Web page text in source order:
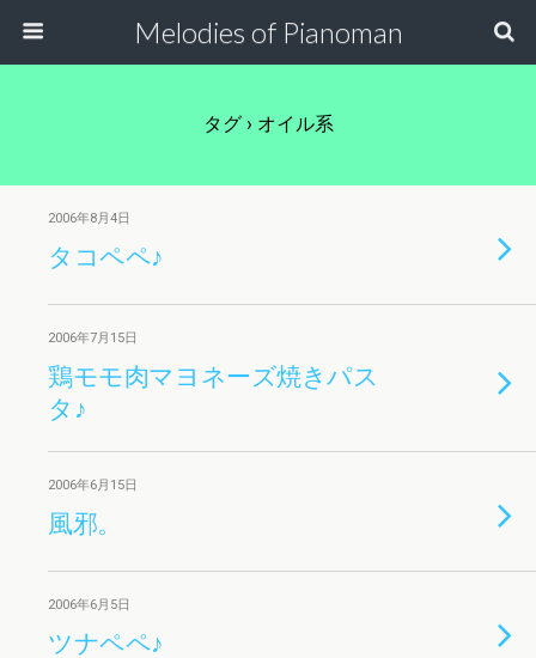
Melodies of Pianoman
タグ › オイル系
2006年8月4日
タコペペ♪
2006年7月15日
鶏モモ肉マヨネーズ焼きパス
タ♪
2006年6月15日
風邪。
2006年6月5日
ツナペペ♪